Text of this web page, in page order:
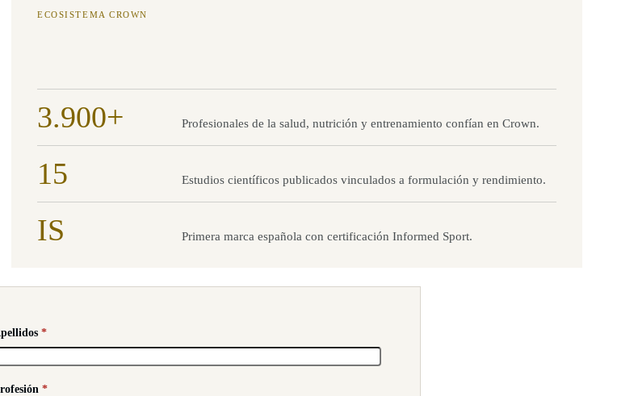
ECOSISTEMA CROWN
3.900+ Profesionales de la salud, nutrición y entrenamiento confían en Crown.
15 Estudios científicos publicados vinculados a formulación y rendimiento.
IS Primera marca española con certificación Informed Sport.
*
*